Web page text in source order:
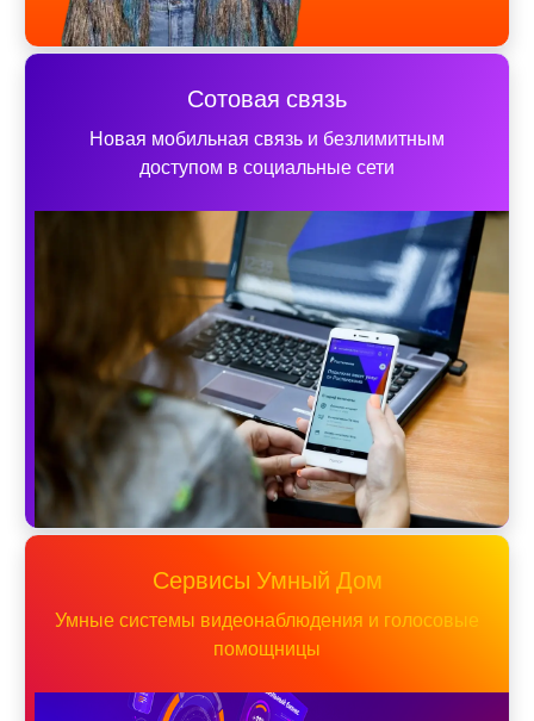
Сотовая связь
Новая мобильная связь и безлимитным
доступом в социальные сети
Сервисы Умный Дом
Умные системы видеонаблюдения и голосовые
помощницы